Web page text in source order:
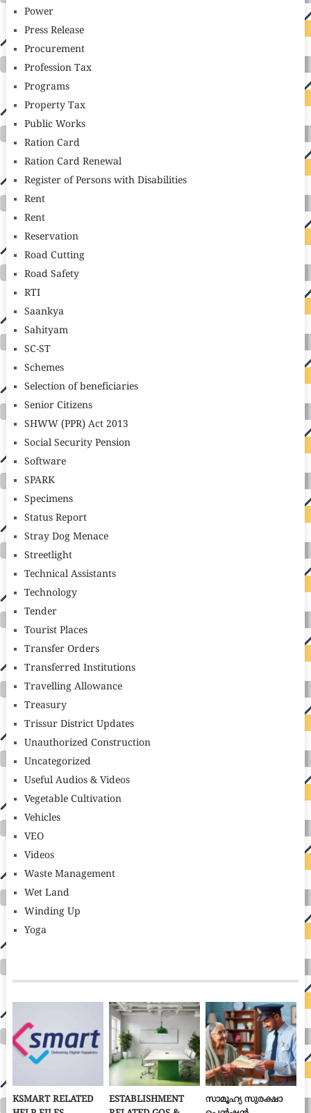
Power
Press Release
Procurement
Profession Tax
Programs
Property Tax
Public Works
Ration Card
Ration Card Renewal
Register of Persons with Disabilities
Rent
Rent
Reservation
Road Cutting
Road Safety
RTI
Saankya
Sahityam
SC-ST
Schemes
Selection of beneficiaries
Senior Citizens
SHWW (PPR) Act 2013
Social Security Pension
Software
SPARK
Specimens
Status Report
Stray Dog Menace
Streetlight
Technical Assistants
Technology
Tender
Tourist Places
Transfer Orders
Transferred Institutions
Travelling Allowance
Treasury
Trissur District Updates
Unauthorized Construction
Uncategorized
Useful Audios & Videos
Vegetable Cultivation
Vehicles
VEO
Videos
Waste Management
Wet Land
Winding Up
Yoga
KSMART RELATED
ESTABLISHMENT
സാമൂഹ്യ സുരക്ഷാ